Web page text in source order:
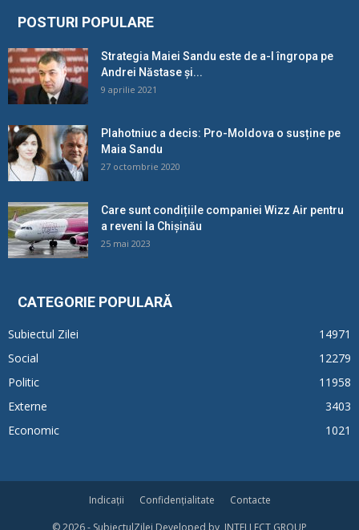
POSTURI POPULARE
Strategia Maiei Sandu este de a-l îngropa pe
Andrei Năstase și...
9 aprilie 2021
Plahotniuc a decis: Pro-Moldova o susține pe
Maia Sandu
27 octombrie 2020
Care sunt condițiile companiei Wizz Air pentru
a reveni la Chișinău
25 mai 2023
CATEGORIE POPULARĂ
Subiectul Zilei
14971
Social
12279
Politic
11958
Externe
3403
Economic
1021
Indicații Confidențialitate
Contacte